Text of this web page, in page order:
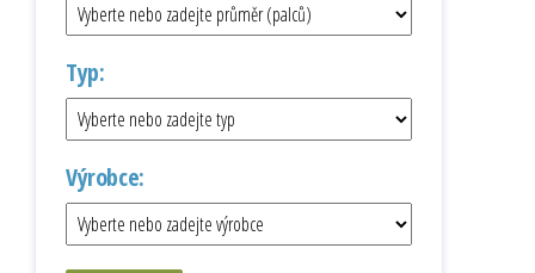
Typ:
Výrobce: